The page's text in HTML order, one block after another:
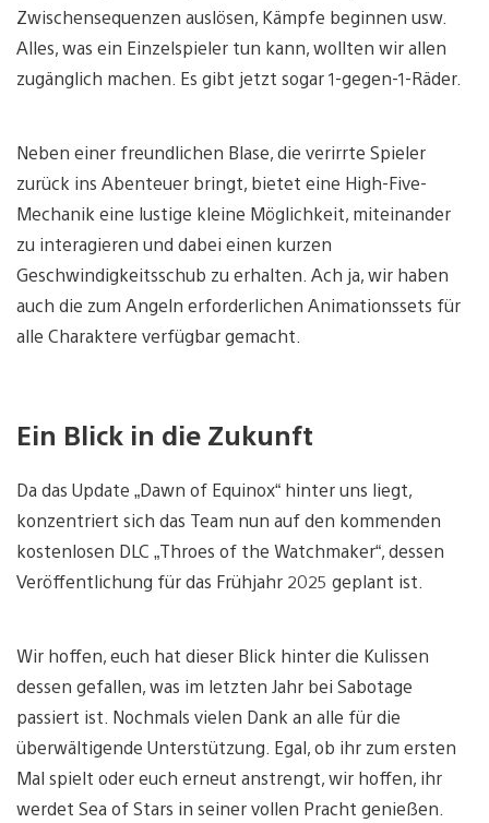
Zwischensequenzen auslösen, Kämpfe beginnen usw.
Alles, was ein Einzelspieler tun kann, wollten wir allen
zugänglich machen. Es gibt jetzt sogar 1-gegen-1-Räder.
Neben einer freundlichen Blase, die verirrte Spieler
zurück ins Abenteuer bringt, bietet eine High-Five-
Mechanik eine lustige kleine Möglichkeit, miteinander
zu interagieren und dabei einen kurzen
Geschwindigkeitsschub zu erhalten. Ach ja, wir haben
auch die zum Angeln erforderlichen Animationssets für
alle Charaktere verfügbar gemacht.
Ein Blick in die Zukunft
Da das Update „Dawn of Equinox“ hinter uns liegt,
konzentriert sich das Team nun auf den kommenden
kostenlosen DLC „Throes of the Watchmaker“, dessen
Veröffentlichung für das Frühjahr 2025 geplant ist.
Wir hoffen, euch hat dieser Blick hinter die Kulissen
dessen gefallen, was im letzten Jahr bei Sabotage
passiert ist. Nochmals vielen Dank an alle für die
überwältigende Unterstützung. Egal, ob ihr zum ersten
Mal spielt oder euch erneut anstrengt, wir hoffen, ihr
werdet Sea of ​​Stars in seiner vollen Pracht genießen.